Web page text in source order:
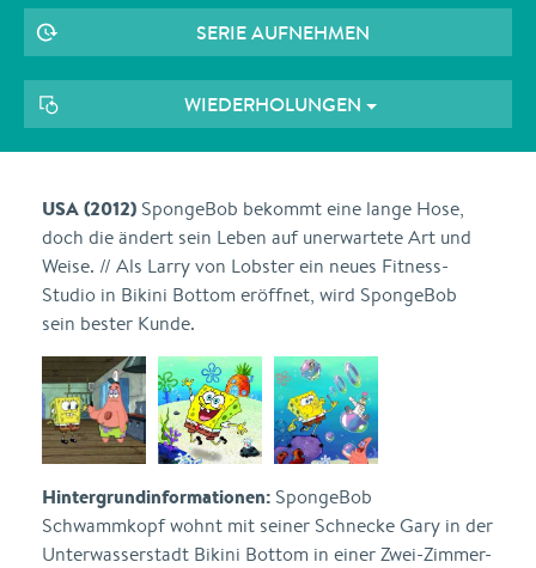
SERIE AUFNEHMEN
WIEDERHOLUNGEN
USA (2012) SpongeBob bekommt eine lange Hose,
doch die ändert sein Leben auf unerwartete Art und
Weise. // Als Larry von Lobster ein neues Fitness-
Studio in Bikini Bottom eröffnet, wird SpongeBob
sein bester Kunde.
Hintergrundinformationen: SpongeBob
Schwammkopf wohnt mit seiner Schnecke Gary in der
Unterwasserstadt Bikini Bottom in einer Zwei-Zimmer-